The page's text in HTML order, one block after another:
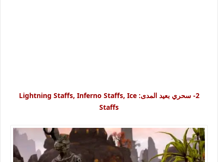
2-
سحري بعيد المدى: Lightning Staffs, Inferno Staffs, Ice
Staffs